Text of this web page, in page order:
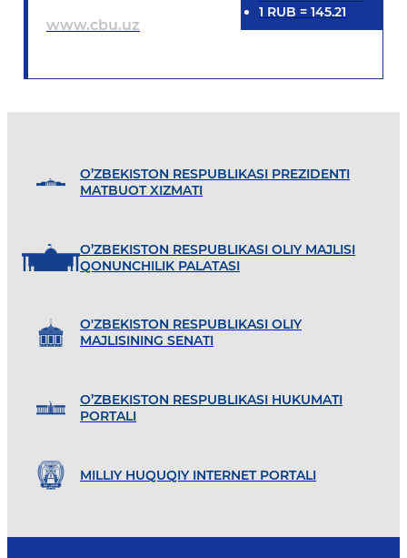
www.cbu.uz
1 RUB = 145.21
O’ZBEKISTON RESPUBLIKASI PREZIDENTI
MATBUOT XIZMATI
O’ZBEKISTON RESPUBLIKASI OLIY MAJLISI
QONUNCHILIK PALATASI
O'ZBEKISTON RESPUBLIKASI OLIY
MAJLISINING SENATI
O’ZBEKISTON RESPUBLIKASI HUKUMATI
PORTALI
MILLIY HUQUQIY INTERNET PORTALI